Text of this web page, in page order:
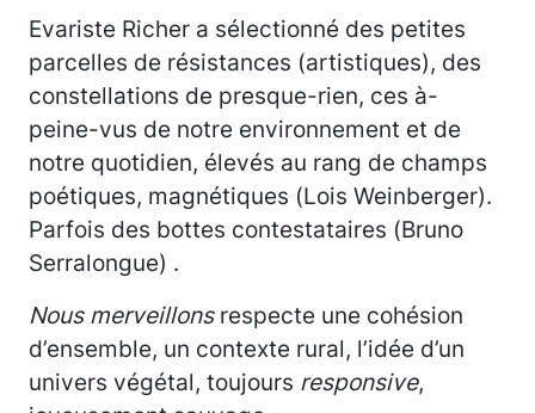
Evariste Richer a sélectionné des petites
parcelles de résistances (artistiques), des
constellations de presque-rien, ces à-
peine-vus de notre environnement et de
notre quotidien, élevés au rang de champs
poétiques, magnétiques (Lois Weinberger).
Parfois des bottes contestataires (Bruno
Serralongue) .
Nous merveillonsrespecte une cohésion
d’ensemble, un contexte rural, l’idée d’un
univers végétal, toujours responsive,